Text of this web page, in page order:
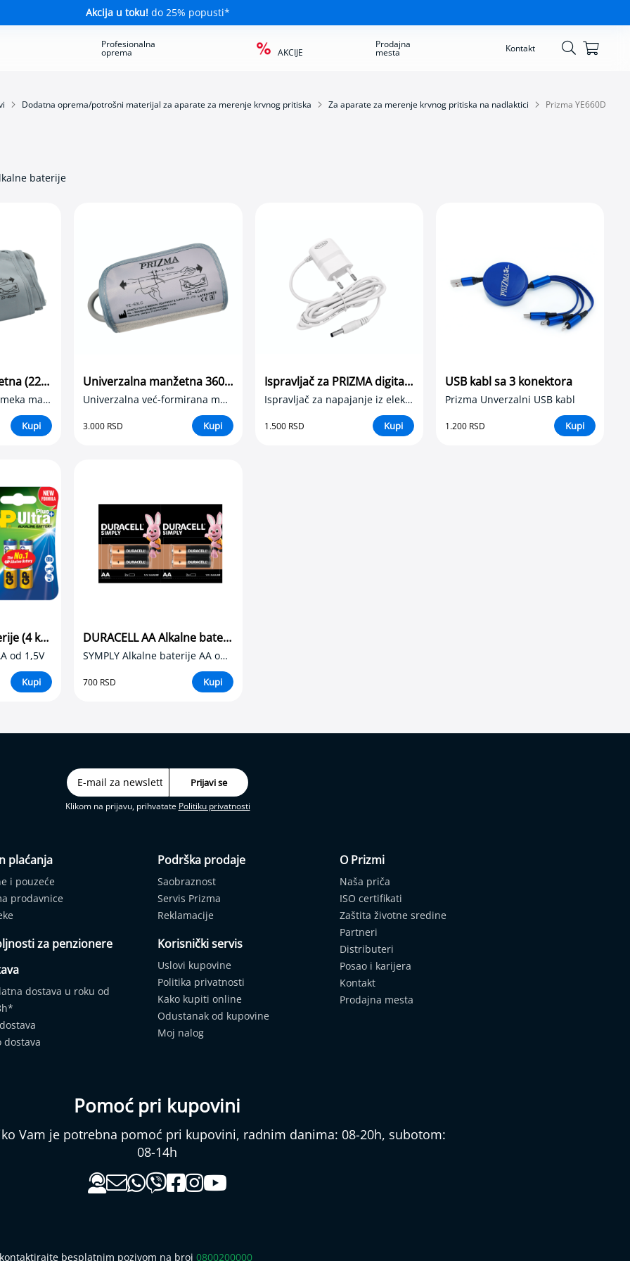
Akcija u toku! do 25% popusti*
Profesionalna
oprema AKCIJE
Prodajna
mesta Kontakt
Skip
Korpa
Dodatna oprema/potrošni materijal za aparate za merenje krvnog pritiska Za aparate za merenje krvnog pritiska na nadlaktici Prizma YE660D
baterije
Univerzalna manžetna (22-45 cm)
PRIZMA Univerzalna meka manžetna
Kupi
Univerzalna manžetna 360° (22-45 cm)
Univerzalna već-formirana manžetna
3.000 RSD Kupi
Ispravljač za PRIZMA digitalne aparate za merenje pritiska
Ispravljač za napajanje iz električne mreže
1.500 RSD Kupi
USB kabl sa 3 konektora
Prizma Unverzalni USB kabl
1.200 RSD Kupi
GP AA Alkalne baterije (4 komada)
od 1,5V
Kupi
DURACELL AA Alkalne baterije (4 komada)
SYMPLY Alkalne baterije AA od 1,5V
700 RSD Kupi
Klikom na prijavu, prihvatate Politiku privatnosti
plaćanja
i pouzeće
prodavnice
za penzionere
dostava u roku od
dostava
Podrška prodaje
Saobraznost
Servis Prizma
Reklamacije
Korisnički servis
Uslovi kupovine
Politika privatnosti
Kako kupiti online
Odustanak od kupovine
Moj nalog
O Prizmi
Naša priča
ISO certifikati
Zaštita životne sredine
Partneri
Distributeri
Posao i karijera
Kontakt
Prodajna mesta
Pomoć pri kupovini
Vam je potrebna pomoć pri kupovini, radnim danima: 08-20h, subotom:
08-14h
besplatnim pozivom na broj0800200000